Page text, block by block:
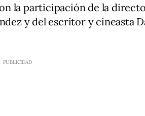
la participación de la
y del escritor y cineasta